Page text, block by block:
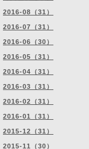
2016-08（31）
2016-07（31）
2016-06（30）
2016-05（31）
2016-04（31）
2016-03（31）
2016-02（31）
2016-01（31）
2015-12（31）
2015-11（30）